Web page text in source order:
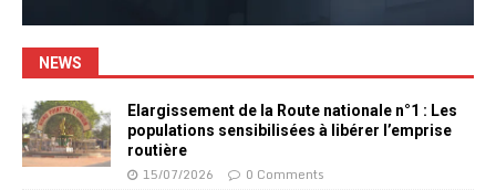
NEWS
Elargissement de la Route nationale n°1 : Les
populations sensibilisées à libérer l’emprise
routière
15/07/2026 0 Comments